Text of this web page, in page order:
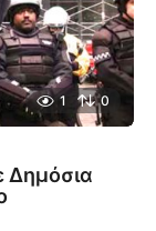
1 0
Δημόσια